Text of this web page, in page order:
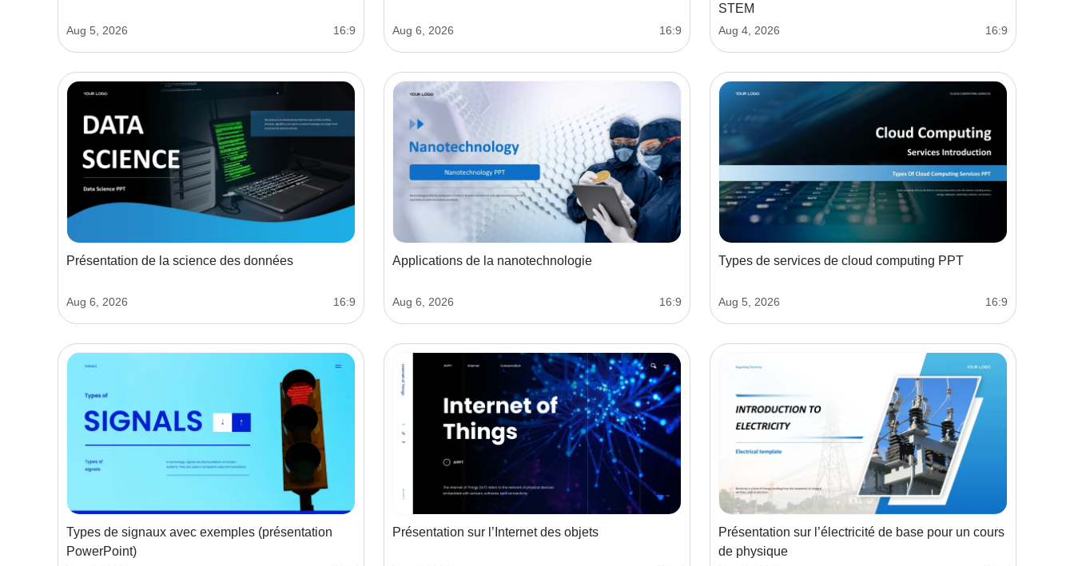
Aug 5, 2026 16:9 Aug 6, 2026 16:9
STEM
Aug 4, 2026 16:9
Présentation de la science des données
Aug 6, 2026 16:9
Applications de la nanotechnologie
Aug 6, 2026 16:9
Types de services de cloud computing PPT
Aug 5, 2026 16:9
Types de signaux avec exemples (présentation
PowerPoint)
Présentation sur l’Internet des objets
Présentation sur l’électricité de base pour un cours
de physique